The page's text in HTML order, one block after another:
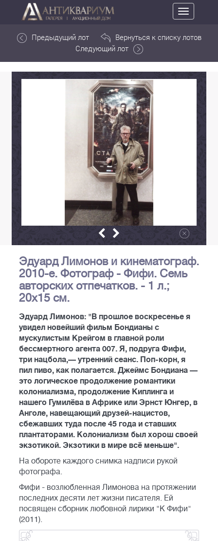
Toggle
navigation
Предыдущий лот
Вернуться к списку лотов
Следующий лот
Эдуард Лимонов и кинематограф.
2010-е. Фотограф - Фифи. Семь
авторских отпечатков. - 1 л.;
20х15 см.
Эдуард Лимонов: "В прошлое воскресенье я
увидел новейший фильм Бондианы с
мускулистым Крейгом в главной роли
бессмертного агента 007. Я, подруга Фифи,
три нацбола,— утренний сеанс. Поп-корн, я
пил пиво, как полагается. Джеймс Бондиана —
это логическое продолжение романтики
колониализма, продолжение Киплинга и
нашего Гумилёва в Африке или Эрнст Юнгер, в
Анголе, навещающий друзей-нацистов,
сбежавших туда после 45 года и ставших
плантаторами. Колониализм был хорош своей
экзотикой. Экзотики в мире всё меньше".
На обороте каждого снимка надписи рукой
фотографа.
Фифи - возлюбленная Лимонова на протяжении
последних десяти лет жизни писателя. Ей
посвящен сборник любовной лирики "К Фифи"
(2011).